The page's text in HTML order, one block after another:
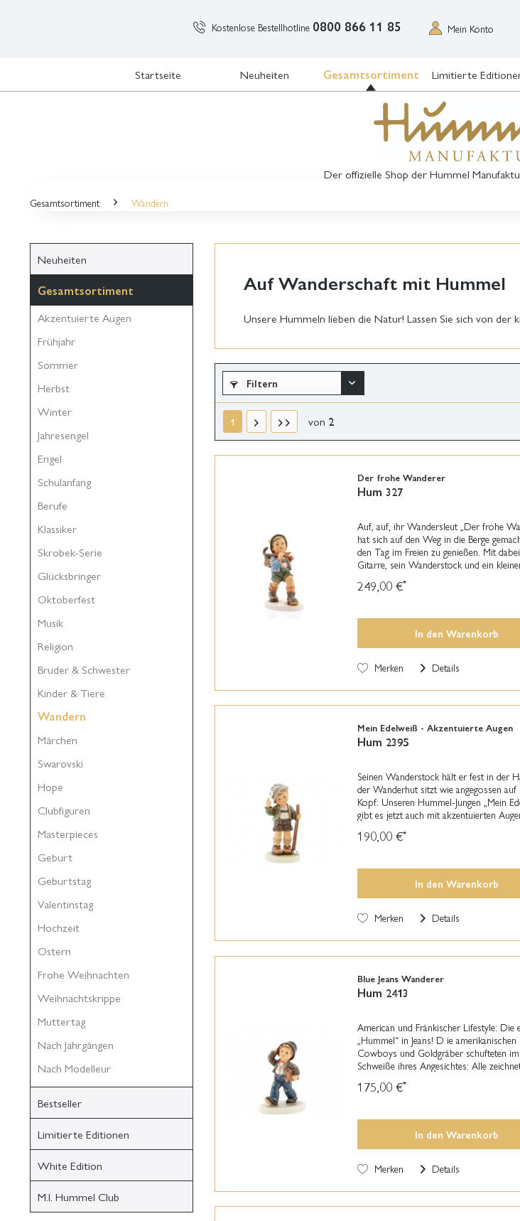
Kostenlose Bestellhotline 0800 866 11 85 Mein Konto
Startseite Neuheiten Gesamtsortiment Limitierte
Der offizielle Shop der Hummel
Gesamtsortiment Wandern
Neuheiten
Gesamtsortiment
Akzentuierte Augen
Frühjahr
Sommer
Herbst
Winter
Jahresengel
Engel
Schulanfang
Berufe
Klassiker
Skrobek-Serie
Glücksbringer
Oktoberfest
Musik
Religion
Bruder & Schwester
Kinder & Tiere
Wandern
Märchen
Swarovski
Hope
Clubfiguren
Masterpieces
Geburt
Geburtstag
Valentinstag
Hochzeit
Ostern
Frohe Weihnachten
Weihnachtskrippe
Muttertag
Nach Jahrgängen
Nach Modelleur
Bestseller
Limitierte Editionen
White Edition
M.I. Hummel Club
Auf Wanderschaft mit Hummel
Unsere Hummeln lieben die Natur! Lassen Sie sich von der
Filtern
1 von 2
Der frohe Wanderer
Hum 327
Auf, auf, ihr Wandersleut „Der frohe
hat sich auf den Weg in die Berge
den Tag im Freien zu genießen. Mit
Gitarre, sein Wanderstock und ein
in dem er bereits die eine oder andere
249,00 €*
In den Warenkorb
Merken Details
Mein Edelweiß - Akzentuierte Augen
Hum 2395
Seinen Wanderstock hält er fest in der
der Wanderhut sitzt wie angegossen auf
Kopf: Unseren Hummel-Jungen „Mein
gibt es jetzt auch mit akzentuierten
190,00 €*
In den Warenkorb
Merken Details
Blue Jeans Wanderer
Hum 2413
American und Fränkischer Lifestyle: Die
„Hummel“ in Jeans! D ie amerikanischen
Cowboys und Goldgräber schufteten im
Schweiße ihres Angesichtes: Alle
extrem hart zu...
175,00 €*
In den Warenkorb
Merken Details